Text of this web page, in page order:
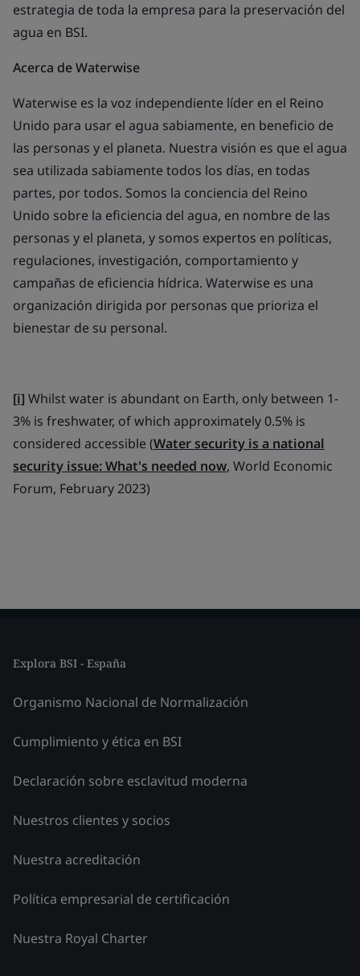
estrategia de toda la empresa para la preservación del
agua en BSI.
Acerca de Waterwise
Waterwise es la voz independiente líder en el Reino
Unido para usar el agua sabiamente, en beneficio de
las personas y el planeta. Nuestra visión es que el agua
sea utilizada sabiamente todos los días, en todas
partes, por todos. Somos la conciencia del Reino
Unido sobre la eficiencia del agua, en nombre de las
personas y el planeta, y somos expertos en políticas,
regulaciones, investigación, comportamiento y
campañas de eficiencia hídrica. Waterwise es una
organización dirigida por personas que prioriza el
bienestar de su personal.
[i] Whilst water is abundant on Earth, only between 1-
3% is freshwater, of which approximately 0.5% is
considered accessible (Water security is a national
security issue: What's needed now, World Economic
Forum, February 2023)
Explora BSI - España
Organismo Nacional de Normalización
Cumplimiento y ética en BSI
Declaración sobre esclavitud moderna
Nuestros clientes y socios
Nuestra acreditación
Política empresarial de certificación
Nuestra Royal Charter